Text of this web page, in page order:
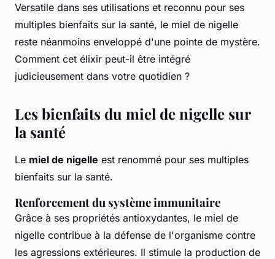
Versatile dans ses utilisations et reconnu pour ses
multiples bienfaits sur la santé, le miel de nigelle
reste néanmoins enveloppé d'une pointe de mystère.
Comment cet élixir peut-il être intégré
judicieusement dans votre quotidien ?
Les bienfaits du miel de nigelle sur
la santé
Le miel de nigelle est renommé pour ses multiples
bienfaits sur la santé.
Renforcement du système immunitaire
Grâce à ses propriétés antioxydantes, le miel de
nigelle contribue à la défense de l'organisme contre
les agressions extérieures. Il stimule la production de